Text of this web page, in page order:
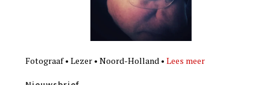
Fotograaf • Lezer • Noord-Holland •Lees meer